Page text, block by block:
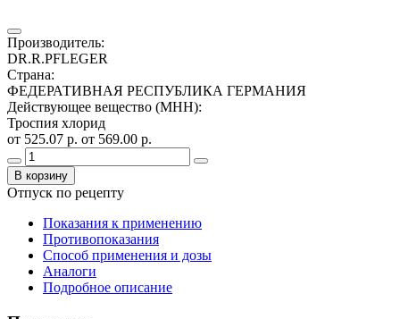
Производитель:
DR.R.PFLEGER
Страна:
ФЕДЕРАТИВНАЯ РЕСПУБЛИКА ГЕРМАНИЯ
Действующее вещество (МНН):
Троспия хлорид
от 525.07 р. от 569.00 р.
В корзину
Отпуск по рецепту
Показания к применению
Противопоказания
Способ применения и дозы
Аналоги
Подробное описание